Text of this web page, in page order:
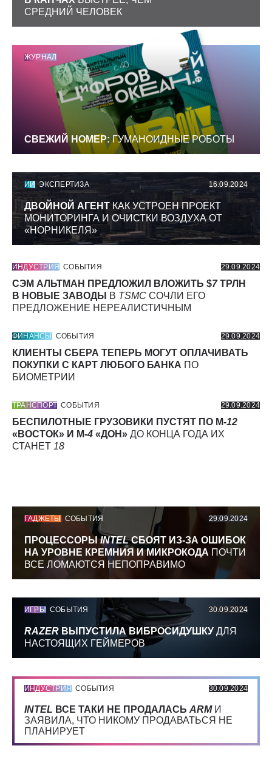
СРЕДНИЙ ЧЕЛОВЕК
ЖУРНАЛ
СВЕЖИЙ НОМЕР: ГУМАНОИДНЫЕ РОБОТЫ
ИИ ЭКСПЕРТИЗА 16.09.2024
ДВОЙНОЙ АГЕНТКАК УСТРОЕН ПРОЕКТ
МОНИТОРИНГА И ОЧИСТКИ ВОЗДУХА ОТ
«НОРНИКЕЛЯ»
ИНДУСТРИЯ СОБЫТИЯ 29.09.2024
СЭМ АЛЬТМАН ПРЕДЛОЖИЛ ВЛОЖИТЬ $7ТРЛН
В НОВЫЕ ЗАВОДЫ
В TSMC СОЧЛИ ЕГО
ПРЕДЛОЖЕНИЕ НЕРЕАЛИСТИЧНЫМ
ФИНАНСЫ СОБЫТИЯ 29.09.2024
КЛИЕНТЫ СБЕРА ТЕПЕРЬ МОГУТ ОПЛАЧИВАТЬ
ПОКУПКИ С КАРТ ЛЮБОГО БАНКА ПО
БИОМЕТРИИ
ТРАНСПОРТ СОБЫТИЯ 29.09.2024
БЕСПИЛОТНЫЕ ГРУЗОВИКИ ПУСТЯТ ПО М-12
«ВОСТОК» И М-4 «ДОН» ДО КОНЦА ГОДА ИХ
СТАНЕТ 18
ГАДЖЕТЫ СОБЫТИЯ 29.09.2024
ПРОЦЕССОРЫINTELСБОЯТ ИЗ-ЗА ОШИБОК
НА УРОВНЕ КРЕМНИЯ И МИКРОКОДА ПОЧТИ
ВСЕ ЛОМАЮТСЯ НЕПОПРАВИМО
ИГРЫ СОБЫТИЯ 30.09.2024
RAZER ВЫПУСТИЛА ВИБРОСИДУШКУ ДЛЯ
НАСТОЯЩИХ ГЕЙМЕРОВ
ИНДУСТРИЯ СОБЫТИЯ 30.09.2024
INTEL ВСЕ ТАКИ НЕ ПРОДАЛАСЬ ARMИ
ЗАЯВИЛА, ЧТО НИКОМУ ПРОДАВАТЬСЯ НЕ
ПЛАНИРУЕТ